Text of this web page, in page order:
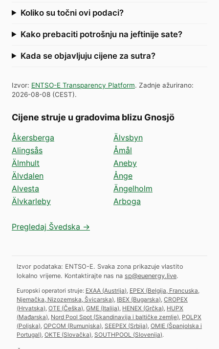
Koliko su točni ovi podaci?
Kako prebaciti potrošnju na jeftinije sate?
Kada se objavljuju cijene za sutra?
Izvor: ENTSO-E Transparency Platform. Zadnje ažurirano:
2026-08-08 (CEST).
Cijene struje u gradovima blizu Gnosjö
Åkersberga
Alingsås
Älmhult
Älvdalen
Alvesta
Älvkarleby
Älvsbyn
Åmål
Aneby
Ånge
Ängelholm
Arboga
Pregledaj Švedska →
Izvor podataka: ENTSO-E. Svaka zona prikazuje vlastito
lokalno vrijeme. Kontaktirajte nas na sp@euenergy.live.
Europski operatori struje: EXAA (Austrija) EPEX (Belgija, Francuska,
Njemačka, Nizozemska, Švicarska) IBEX (Bugarska) CROPEX
(Hrvatska) OTE (Češka) GME (Italija) HENEX (Grčka) HUPX
(Mađarska) Nord Pool Spot (Skandinavija i baltičke zemlje) POLPX
(Poljska) OPCOM (Rumunjska) SEEPEX (Srbija) OMIE (Španjolska i
Portugal) OKTE (Slovačka) SOUTHPOOL (Slovenija).